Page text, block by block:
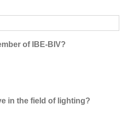
of IBE-BIV?
in the field of lighting?